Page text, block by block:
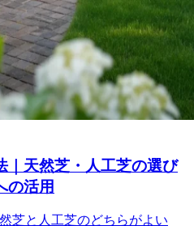
｜天然芝・人工芝の選び
の活用
芝と人工芝のどちらがよい